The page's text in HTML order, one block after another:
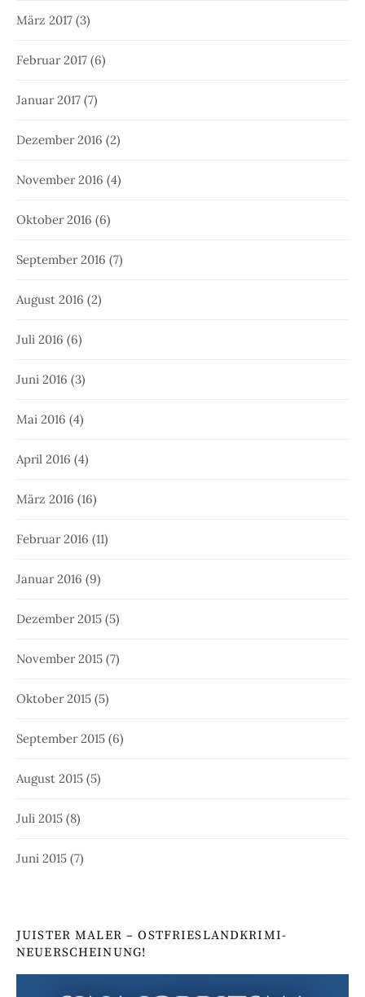
März 2017 (3)
Februar 2017 (6)
Januar 2017 (7)
Dezember 2016 (2)
November 2016 (4)
Oktober 2016 (6)
September 2016 (7)
August 2016 (2)
Juli 2016 (6)
Juni 2016 (3)
Mai 2016 (4)
April 2016 (4)
März 2016 (16)
Februar 2016 (11)
Januar 2016 (9)
Dezember 2015 (5)
November 2015 (7)
Oktober 2015 (5)
September 2015 (6)
August 2015 (5)
Juli 2015 (8)
Juni 2015 (7)
JUISTER MALER – OSTFRIESLANDKRIMI-
NEUERSCHEINUNG!